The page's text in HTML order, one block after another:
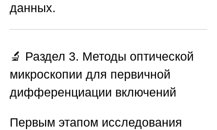
данных.
🔬 Раздел 3. Методы оптической
микроскопии для первичной
дифференциации включений
Первым этапом исследования